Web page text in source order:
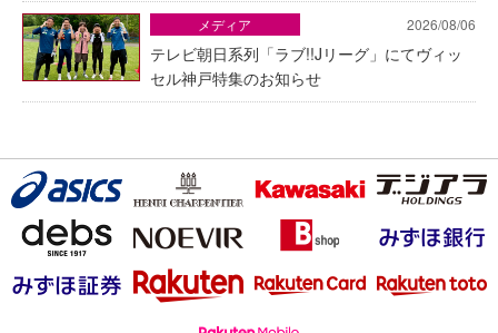
2026/08/06
テレビ朝日系列「ラブ!!Jリーグ」にてヴィッ
セル神戸特集のお知らせ
メディア